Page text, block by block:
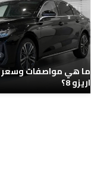
ما هي مواصفات وسعر
اريزو 8؟